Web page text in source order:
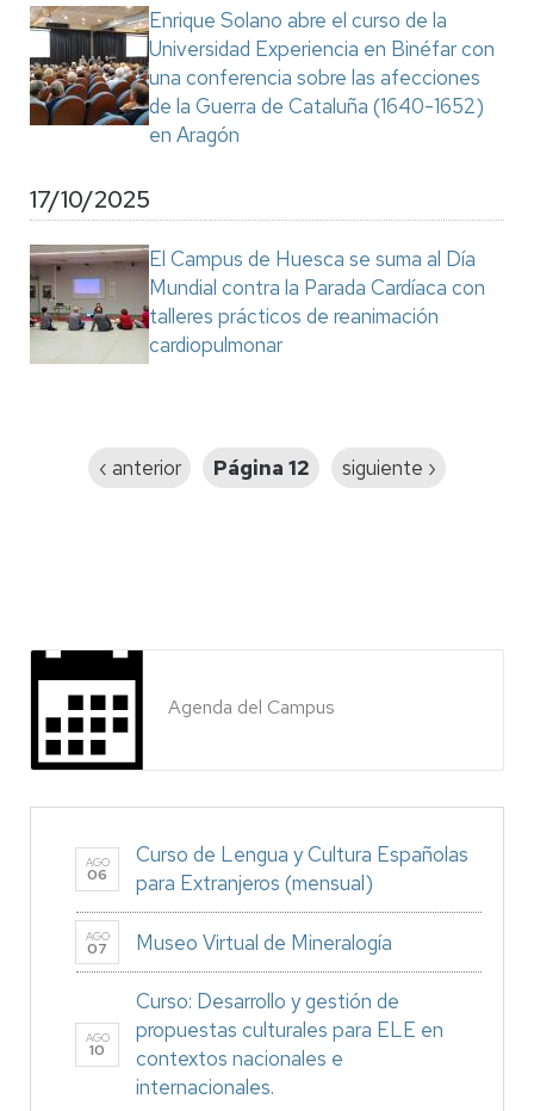
Enrique Solano abre el curso de la
Universidad Experiencia en Binéfar con
una conferencia sobre las afecciones
de la Guerra de Cataluña (1640-1652)
en Aragón
17/10/2025
El Campus de Huesca se suma al Día
Mundial contra la Parada Cardíaca con
talleres prácticos de reanimación
cardiopulmonar
Página
‹ anterior Página 12
Siguiente
siguiente ›
Agenda del Campus
AGO
06
Curso de Lengua y Cultura Españolas
para Extranjeros (mensual)
AGO
07 Museo Virtual de Mineralogía
AGO
10
Curso: Desarrollo y gestión de
propuestas culturales para ELE en
contextos nacionales e
internacionales.